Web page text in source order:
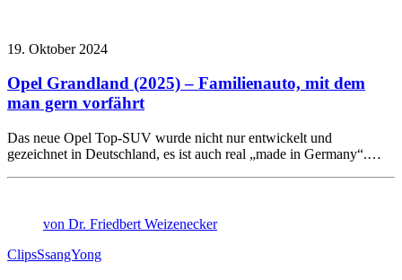
19. Oktober 2024
Opel Grandland (2025) – Familienauto, mit dem
man gern vorfährt
Das neue Opel Top-SUV wurde nicht nur entwickelt und
gezeichnet in Deutschland, es ist auch real „made in Germany“.…
von Dr. Friedbert Weizenecker
ClipsSsangYong